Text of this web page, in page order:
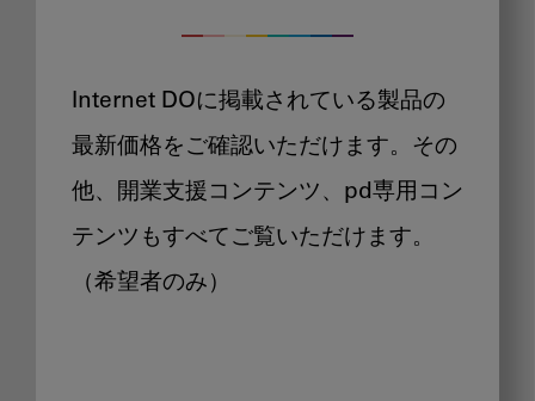
Internet DOに掲載されている製品の
最新価格をご確認いただけます。その
他、開業支援コンテンツ、pd専用コン
テンツもすべてご覧いただけます。
（希望者のみ）